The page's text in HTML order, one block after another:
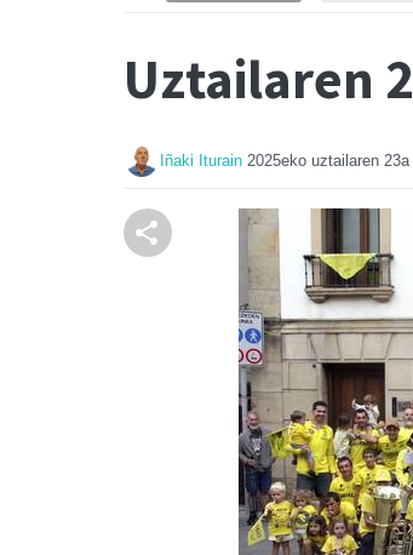
Uztailaren
Iñaki Iturain 2025eko uztailaren 23a